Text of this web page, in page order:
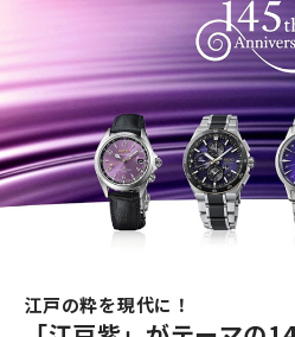
江戸の粋を現代に！